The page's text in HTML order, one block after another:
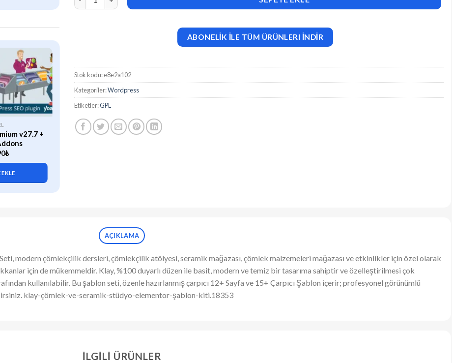
v27.7 +
₺
EKLE
ÖZEL
WP Rocket (v3.21.2) Caching
ABONELİK İLE TÜM ÜRÜNLERI İNDİR
Stok kodu:e8e2a102
Kategoriler:Wordpress
Etiketler:GPL
AÇIKLAMA
modern çömlekçilik dersleri, çömlekçilik atölyesi, seramik mağazası, çömlek malzemeleri mağazası ve etkinlikler için özel olarak
için de mükemmeldir. Klay, %100 duyarlı düzen ile basit, modern ve temiz bir tasarıma sahiptir ve özelleştirilmesi çok
kullanılabilir. Bu şablon seti, özenle hazırlanmış çarpıcı 12+ Sayfa ve 15+ Çarpıcı Şablon içerir; profesyonel görünümlü
klay-çömlek-ve-seramik-stüdyo-elementor-şablon-kiti.18353
İLGILI ÜRÜNLER